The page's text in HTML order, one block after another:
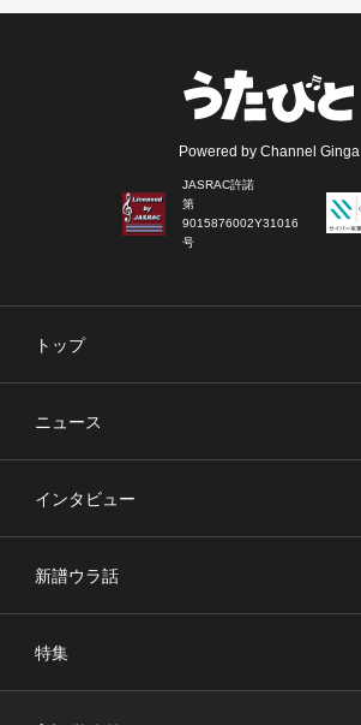
Powered by Channel Ginga
JASRAC許諾
第
9015876002Y31016
号
トップ
ニュース
インタビュー
新譜ウラ話
特集